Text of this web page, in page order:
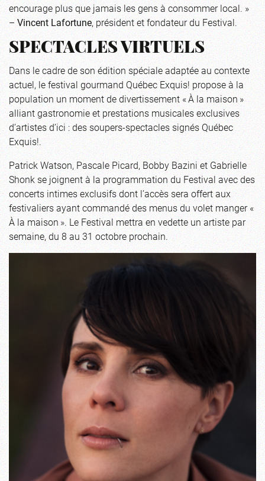
encourage plus que jamais les gens à consommer local. »
–Vincent Lafortune, président et fondateur du Festival.
SPECTACLES VIRTUELS
Dans le cadre de son édition spéciale adaptée au contexte
actuel, le festival gourmand Québec Exquis! propose à la
population un moment de divertissement « À la maison »
alliant gastronomie et prestations musicales exclusives
d’artistes d’ici : des soupers-spectacles signés Québec
Exquis!.
Patrick Watson, Pascale Picard, Bobby Bazini et Gabrielle
Shonk se joignent à la programmation du Festival avec des
concerts intimes exclusifs dont l’accès sera offert aux
festivaliers ayant commandé des menus du volet manger «
À la maison ». Le Festival mettra en vedette un artiste par
semaine, du 8 au 31 octobre prochain.